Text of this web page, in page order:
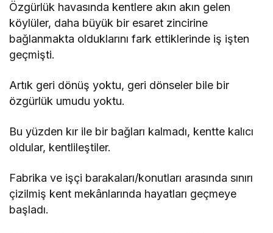
Özgürlük havasında kentlere akın akın gelen
köylüler, daha büyük bir esaret zincirine
bağlanmakta olduklarını fark ettiklerinde iş işten
geçmişti.
Artık geri dönüş yoktu, geri dönseler bile bir
özgürlük umudu yoktu.
Bu yüzden kır ile bir bağları kalmadı, kentte kalıcı
oldular, kentlileştiler.
Fabrika ve işçi barakaları/konutları arasında sınırı
çizilmiş kent mekânlarında hayatları geçmeye
başladı.